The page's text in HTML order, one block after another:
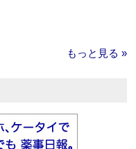
もっと見る »